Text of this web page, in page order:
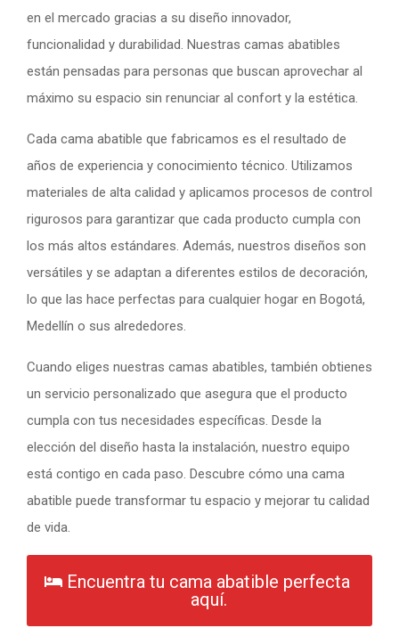
en el mercado gracias a su diseño innovador,
funcionalidad y durabilidad. Nuestras camas abatibles
están pensadas para personas que buscan aprovechar al
máximo su espacio sin renunciar al confort y la estética.
Cada cama abatible que fabricamos es el resultado de
años de experiencia y conocimiento técnico. Utilizamos
materiales de alta calidad y aplicamos procesos de control
rigurosos para garantizar que cada producto cumpla con
los más altos estándares. Además, nuestros diseños son
versátiles y se adaptan a diferentes estilos de decoración,
lo que las hace perfectas para cualquier hogar en Bogotá,
Medellín o sus alrededores.
Cuando eliges nuestras camas abatibles, también obtienes
un servicio personalizado que asegura que el producto
cumpla con tus necesidades específicas. Desde la
elección del diseño hasta la instalación, nuestro equipo
está contigo en cada paso. Descubre cómo una cama
abatible puede transformar tu espacio y mejorar tu calidad
de vida.
Encuentra tu cama abatible perfecta
aquí.